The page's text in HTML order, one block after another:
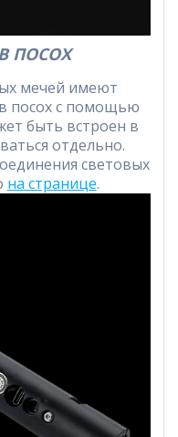
ПОСОХ
мечей имеют
посох с помощью
быть встроен в
отдельно.
световых
на странице.